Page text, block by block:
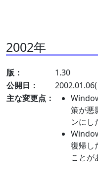
2002年
版：
1.30
公開日：
主な変更点：
策が悪
ンにし
復帰し
ことが